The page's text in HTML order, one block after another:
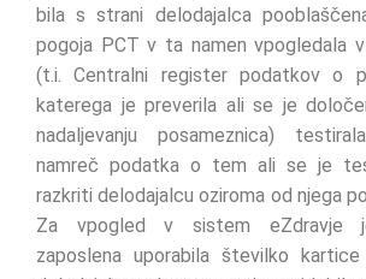
bila s strani delodajalca
pogoja PCT v ta namen vpogledala
(t.i. Centralni register podatkov o
katerega je preverila ali se je
nadaljevanju posameznica)
namreč podatka o tem ali se je
razkriti delodajalcu oziroma od njega
Za vpogled v sistem eZdravje
zaposlena uporabila številko